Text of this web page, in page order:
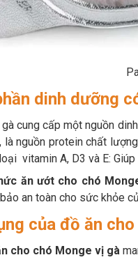
dinh dưỡng
cung cấp một nguồn
là nguồn protein chất
vitamin A, D3 và E:
ăn ướt cho chó
an toàn cho sức khỏe
của đồ ăn
cho chó Monge vị gà